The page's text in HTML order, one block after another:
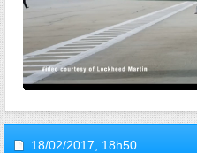
18/02/2017, 18h50